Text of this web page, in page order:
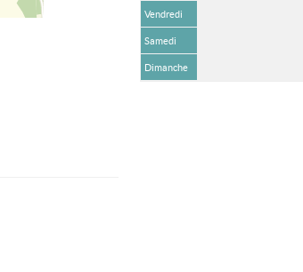
Vendredi
Samedi
Dimanche